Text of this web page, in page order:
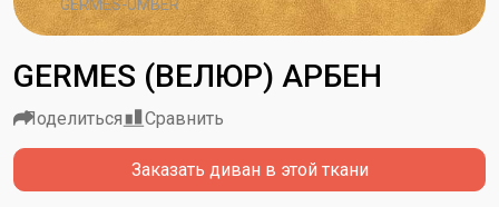
GERMES-UMBER
GERMES (ВЕЛЮР) АРБЕН
Заказать диван в этой ткани
Поделиться Сравнить